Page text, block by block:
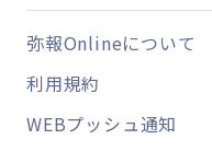
弥報Onlineについて
利用規約
WEBプッシュ通知